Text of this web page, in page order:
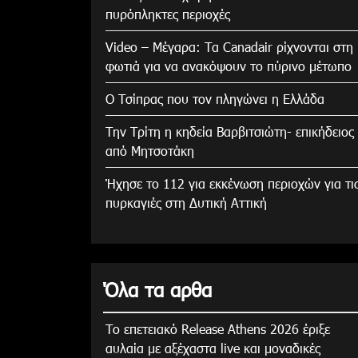
πυρόπληκτες περιοχές
Video – Μέγαρα: Τα Canadair ρίχνονται στη
φωτιά για να ανακόψουν το πύρινο μέτωπο
Ο Τσίπρας που τον πληγώνει η Ελλάδα
Την Τρίτη η κηδεία Βαρβιτσιώτη- επικήδειος
από Μητσοτάκη
Ήχησε το 112 για εκκένωση περιοχών για
πυρκαγιές στη Δυτική Αττική
Όλα τα αρθα
Το επετειακό Release Athens 2026 έριξε
αυλαία με αξέχαστα live και μοναδικές